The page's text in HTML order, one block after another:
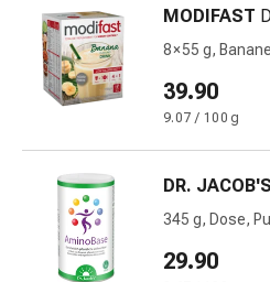
Prostata
Nieren-
Schmerzen
&
Fieber
MODIFAST
8 × 55 g, Banane
39.90
9.07 / 100 g
DR. JACOB'S
345 g, Dose,
29.90